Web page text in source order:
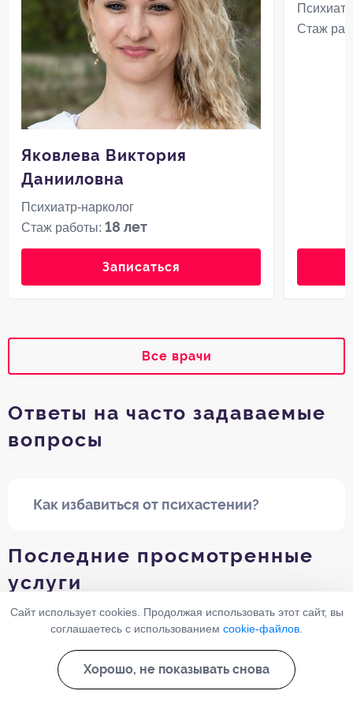
Яковлева Виктория
Данииловна
Психиатр-нарколог
Стаж работы:18 лет
Записаться
Стаж
Все врачи
Ответы на часто задаваемые
вопросы
Как избавиться от психастении?
Последние просмотренные
услуги
Канцерофобия
Сайт использует cookies. Продолжая использовать этот сайт, вы
соглашаетесь с использованием cookie-файлов
Хорошо, не показывать снова